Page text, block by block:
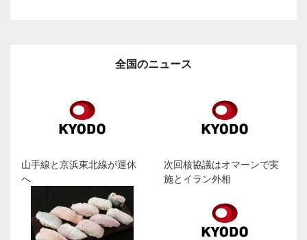
全国のニュース
山手線と京浜東北線が運休
へ
次回核協議はオマーンで実
施とイラン外相